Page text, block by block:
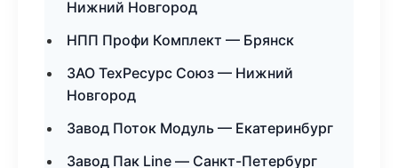
Нижний Новгород
НПП Профи Комплект — Брянск
ЗАО ТехРесурс Союз — Нижний
Новгород
Завод Поток Модуль — Екатеринбург
Завод Пак Line — Санкт-Петербург